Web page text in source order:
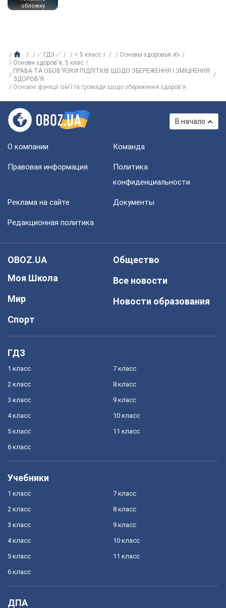
обложку
✅ ГДЗ ✅ ⚡ 5 класс ⚡
Основы здоровья ✍
Основи здоров'я, 5 клас
ПРАВА ТА ОБОВ'ЯЗКИ ПІДЛІТКІВ ЩОДО ЗБЕРЕЖЕННЯ І ЗМІЦНЕННЯ
ЗДОРОВ'Я
Основні функції сім'ї та громади щодо збереження здоров'я
В начало
О компании Команда
Правовая информация
Политика
конфиденциальности
Реклама на сайте Документы
Редакционная политика
OBOZ.UA
Моя Школа
Мир
Спорт
Общество
Все новости
Новости образования
ГДЗ
1 класс
2 класс
3 класс
4 класс
5 класс
6 класс
7 класс
8 класс
9 класс
10 класс
11 класс
Учебники
1 класс
2 класс
3 класс
4 класс
5 класс
6 класс
7 класс
8 класс
9 класс
10 класс
11 класс
ДПА